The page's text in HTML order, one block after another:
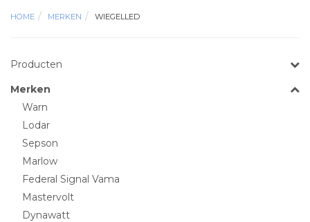
HOME MERKEN WIEGELLED
Producten
Merken
Warn
Lodar
Sepson
Marlow
Federal Signal Vama
Mastervolt
Dynawatt